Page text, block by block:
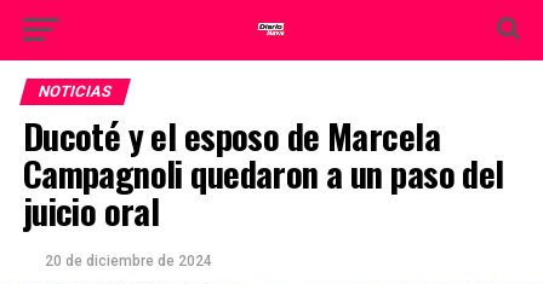
NOTICIAS
Ducoté y el esposo de Marcela
Campagnoli quedaron a un paso del
juicio oral
20 de diciembre de 2024